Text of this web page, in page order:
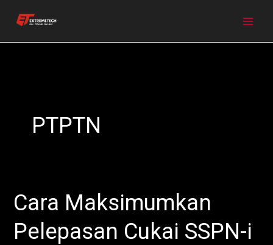
content
PTPTN
Cara Maksimumkan
Pelepasan Cukai SSPN-i
Cara
Maksimumkan
Pelepasan